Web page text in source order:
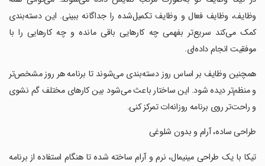
وظایف، وظایف فعال و وظایف تکمیل‌شده را جداگانه ببینی. این دسته‌بندی
کمک می‌کند سریع‌تر بفهمی چه کارهایی باقی مانده و چه کارهایی را با
موفقیت انجام داده‌ای.
‏‏همچنین وظایف بر اساس روز دسته‌بندی می‌شوند تا برنامه هر روز مشخص‌تر
و منظم‌تر دیده شود. این ساختار باعث می‌شود بین کارهای مختلف گم نشوی
و راحت‌تر روی برنامه روزانه‌ات تمرکز کنی.
‏‏طراحی ساده، آرام و بدون شلوغی
‏‏تیکا با یک طراحی مینیمال، نرم و آرام ساخته شده تا هنگام استفاده از برنامه